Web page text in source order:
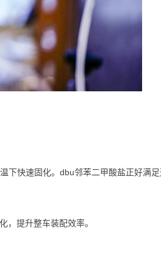
快速固化。dbu邻苯二甲酸盐正好满足
，提升整车装配效率。